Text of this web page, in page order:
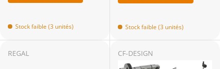
Stock faible (3 unités) Stock faible (3 unités)
REGAL CF-DESIGN